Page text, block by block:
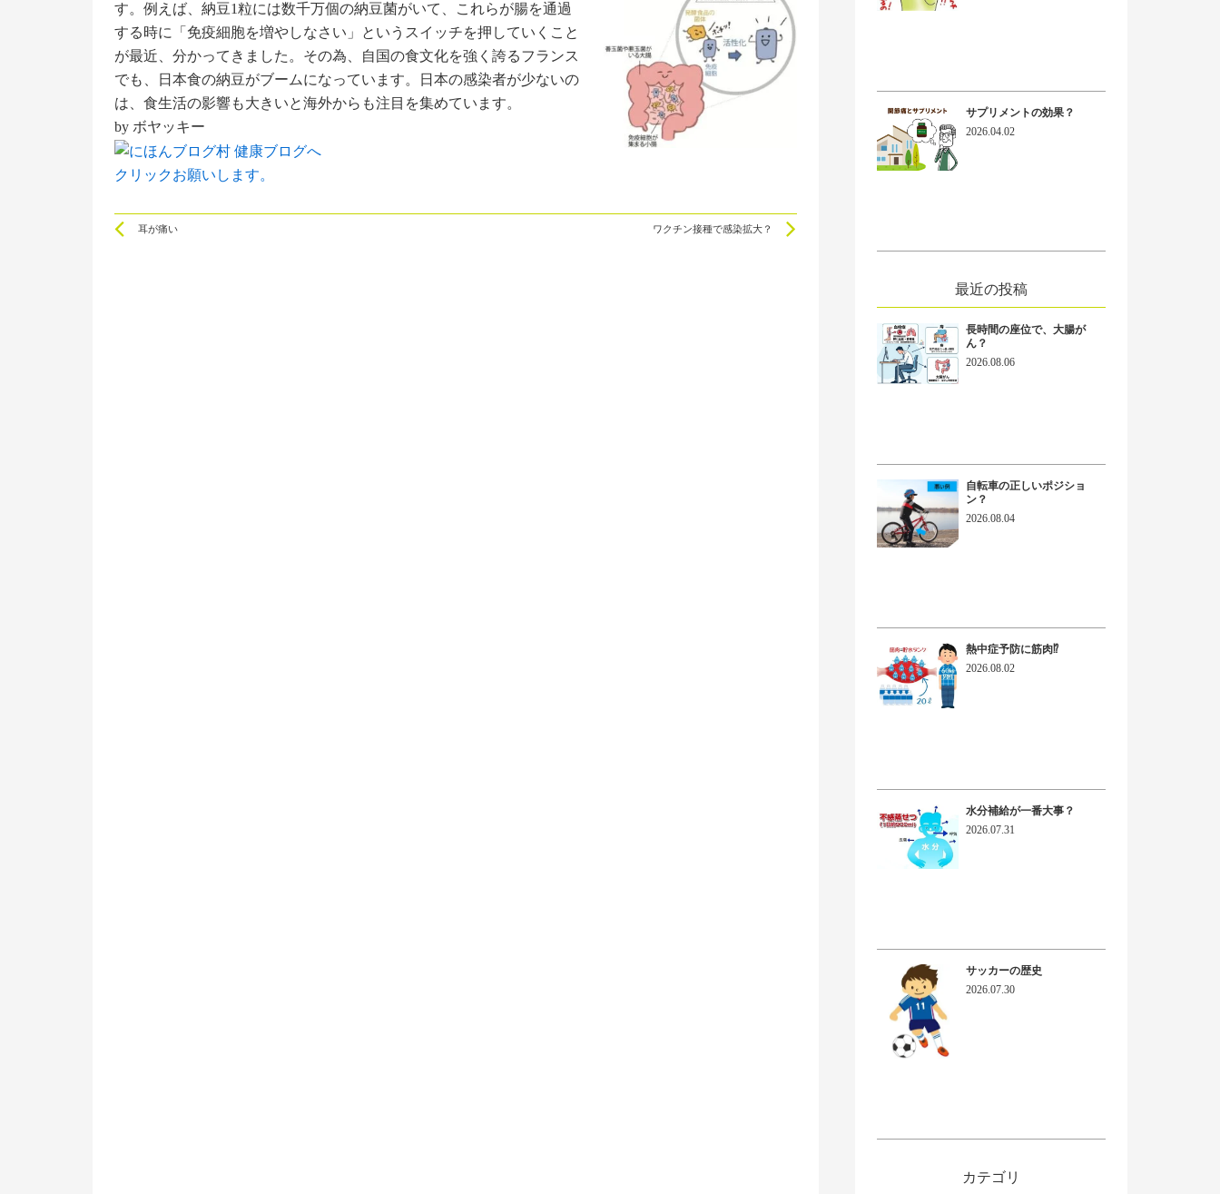
す。例えば、納豆1粒には数千万個の納豆菌がいて、これらが腸を通過
する時に「免疫細胞を増やしなさい」というスイッチを押していくこと
が最近、分かってきました。その為、自国の食文化を強く誇るフランス
でも、日本食の納豆がブームになっています。日本の感染者が少ないの
は、食生活の影響も大きいと海外からも注目を集めています。
by ボヤッキー
クリックお願いします。
Prev
耳が痛い ワクチン接種で感染拡大？
サプリメントの効果？
2026.04.02
最近の投稿
長時間の座位で、大腸が
ん？
2026.08.06
自転車の正しいポジショ
ン？
2026.08.04
熱中症予防に筋肉⁉
2026.08.02
水分補給が一番大事？
2026.07.31
サッカーの歴史
2026.07.30
カテゴリ